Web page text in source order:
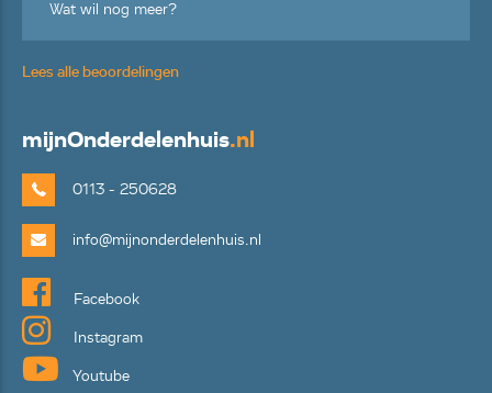
Wat wil nog meer?
Lees alle beoordelingen
mijnOnderdelenhuis.nl
0113 - 250628
info@mijnonderdelenhuis.nl
Facebook
Instagram
Youtube